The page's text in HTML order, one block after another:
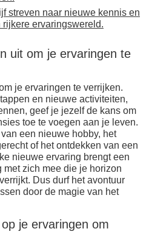
streven naar nieuwe kennis en
ervaringswereld.
uit om je ervaringen te
je ervaringen te verrijken.
en nieuwe activiteiten,
geef je jezelf de kans om
toe te voegen aan je leven.
een nieuwe hobby, het
of het ontdekken van een
nieuwe ervaring brengt een
zich mee die je horizon
Dus durf het avontuur
door de magie van het
je ervaringen om